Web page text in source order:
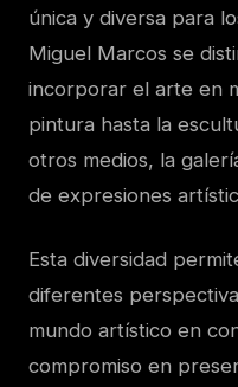
única y diversa para
Miguel Marcos se
incorporar el arte en
pintura hasta la
otros medios, la
de expresiones
Esta diversidad
diferentes
mundo artístico en
compromiso en